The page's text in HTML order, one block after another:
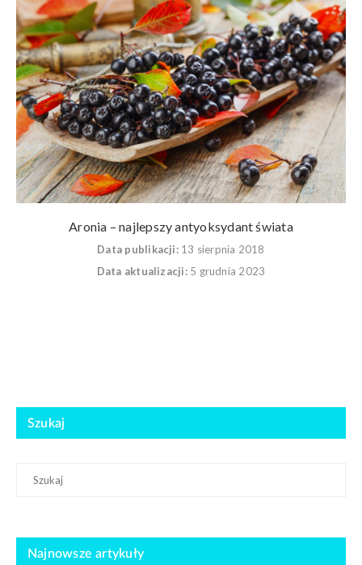
Aronia – najlepszy antyoksydant świata
Data publikacji: 13 sierpnia 2018
Data aktualizacji: 5 grudnia 2023
Szukaj
Najnowsze artykuły